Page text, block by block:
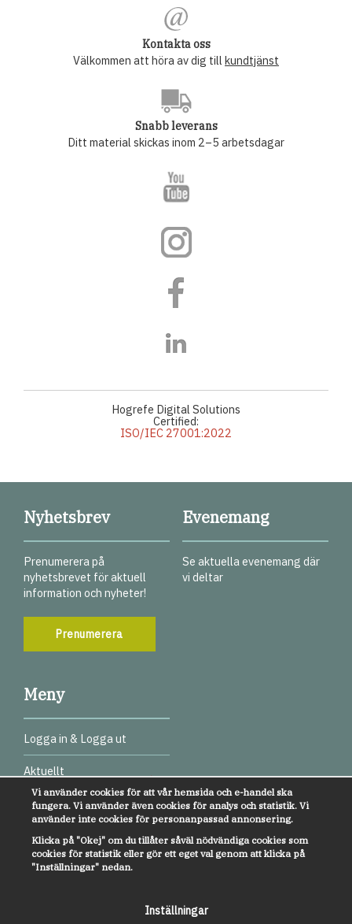
Kontakta oss
Välkommen att höra av dig tillkundtjänst
Snabb leverans
Ditt material skickas inom 2–5 arbetsdagar
Hogrefe Digital Solutions
Certified:
ISO/IEC 27001:2022
Nyhetsbrev
Prenumerera på
nyhetsbrevet för aktuell
information och nyheter!
Prenumerera
Evenemang
Se aktuella evenemang där
vi deltar
Meny
Logga in & Logga ut
Aktuellt
Digitala test
Webbinarier
Övrigt
Vi använder cookies för att vår hemsida och e-handel ska
fungera. Vi använder även cookies för analys och statistik. Vi
använder inte cookies för personanpassad annonsering.
Klicka på "Okej" om du tillåter såväl nödvändiga cookies som
cookies för statistik eller gör ett eget val genom att klicka på
"Inställningar" nedan.
Inställningar